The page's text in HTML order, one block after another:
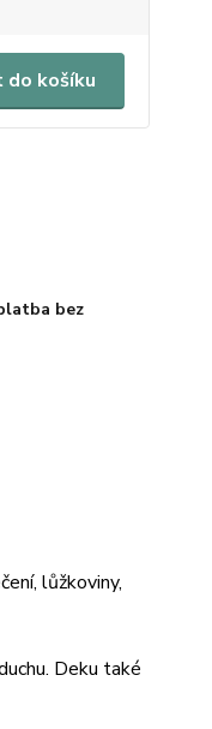
do košíku
bez
lůžkoviny,
Deku také